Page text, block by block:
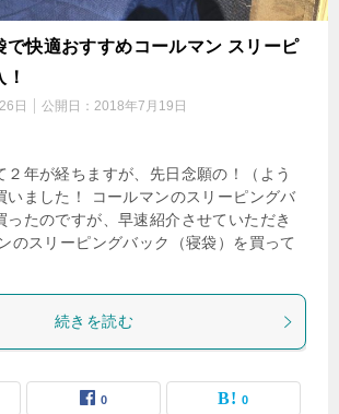
で快適おすすめコールマン スリーピ
日 公開日： 2018年7月19日
２年が経ちますが、先日念願の！（よう
いました！ コールマンのスリーピングバ
ったのですが、早速紹介させていただき
のスリーピングバック（寝袋）を買って
続きを読む
0 0